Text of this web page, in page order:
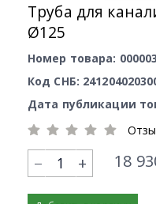
Труба для
Ø125
Номер товара:
Код СНБ:
Дата публикации
+ 18